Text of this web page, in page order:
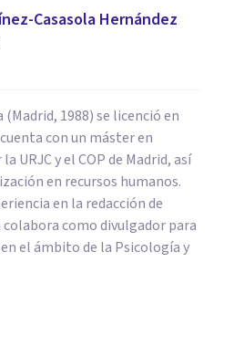
Casasola Hernández
1988) se licenció en
con un máster en
URJC y el COP de Madrid, así
en recursos humanos.
en la redacción de
como divulgador para
el ámbito de la Psicología y